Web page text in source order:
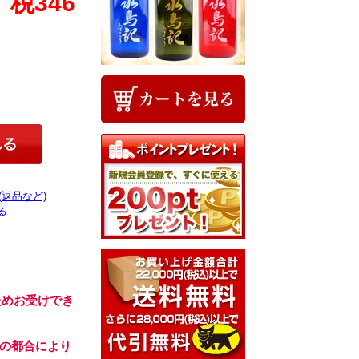
品など)
お受けでき
都合により